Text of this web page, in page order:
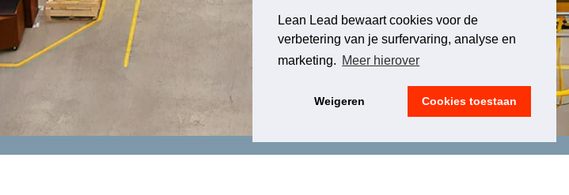
Lean Lead bewaart cookies voor de
verbetering van je surfervaring, analyse en
marketing. Meer hierover
Weigeren Cookies toestaan